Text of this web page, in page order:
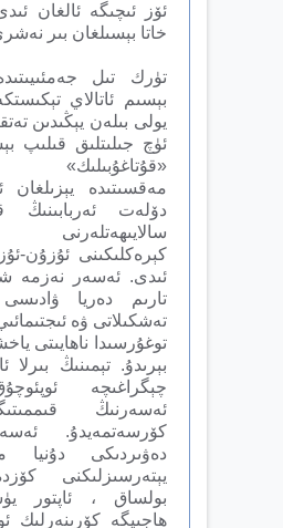
ئۆز ئىچىگە ئالغان
خاتا بېسىلغان بىر
تۈرك تىل
بېسىم ئاتالاي
يولى بىلەن يېڭىدىن
ئۈچ جىلىتلىق قىلىپ
«قۇتاغۇبىلىك»
مەقسىتىدە يېزىلغان
دۆلەت
سالايىھەتلەرنى
كېرەكلىكىنى ئۇزۇن-
ئىدى. ئەسەر نەزمە
تارىم دەريا ۋادىسى
تەشكىلاتى ۋە
توغۇرسىدا ناھايىتى
بېرىدۇ. تېمىنىڭ بىرلا
چېگراغىچە
ئەسەرنىڭ
كۆرسەتمەيدۇ.
دەۋىردىكى دۇنيا
يېتەرسىزلىكنى
بولساق ، ئاپتور
ھاجىپگە كۆرىنەرلىك